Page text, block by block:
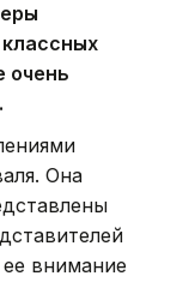
очень
Она
внимание